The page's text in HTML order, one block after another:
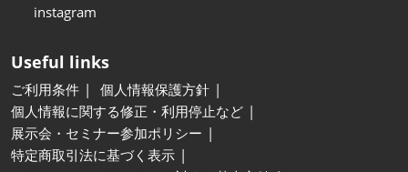
instagram
Useful links
ご利用条件
個人情報保護方針
個人情報に関する修正・利用停止など
展示会・セミナー参加ポリシー
特定商取引法に基づく表示